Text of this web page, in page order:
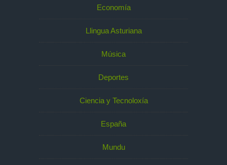
Economía
Llingua Asturiana
Música
Deportes
Ciencia y Tecnoloxía
España
Mundu